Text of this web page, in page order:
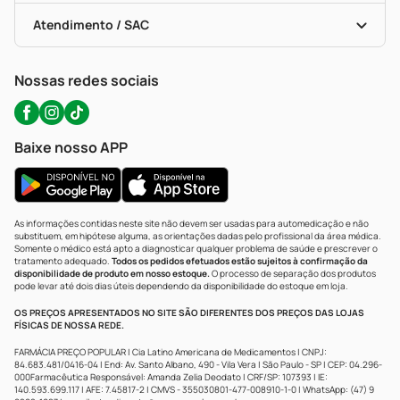
Bulas De A A Z
Políticas De Marketplace
Autoteste Covid-19
Portal Da Privacidade
Atendimento / SAC
Nossas redes sociais
Baixe nosso APP
As informações contidas neste site não devem ser usadas para automedicação e não
substituem, em hipótese alguma, as orientações dadas pelo profissional da área médica.
Somente o médico está apto a diagnosticar qualquer problema de saúde e prescrever o
tratamento adequado. Todos os pedidos efetuados estão sujeitos à confirmação da
disponibilidade de produto em nosso estoque.O processo de separação dos produtos
pode levar até dois dias úteis dependendo da disponibilidade do estoque em loja.
OS PREÇOS APRESENTADOS NO SITE SÃO DIFERENTES DOS PREÇOS DAS LOJAS
FÍSICAS DE NOSSA REDE.
FARMÁCIA PREÇO POPULAR | Cia Latino Americana de Medicamentos | CNPJ:
84.683.481/0416-04 | End: Av. Santo Albano, 490 - Vila Vera | São Paulo - SP | CEP: 04.296-
000Farmacêutica Responsável: Amanda Zelia Deodato | CRF/SP: 107393 | IE:
140.593.699.117 | AFE: 7.45817-2 | CMVS - 355030801-477-008910-1-0 | WhatsApp: (47) 9